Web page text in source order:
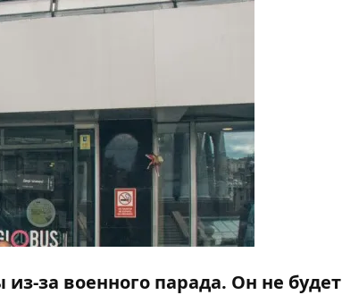
за военного парада. Он не будет